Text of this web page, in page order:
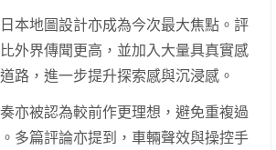
本地圖設計亦成為今次最大焦點。評
外界傳聞更高，並加入大量具真實感
路，進一步提升探索感與沉浸感。
亦被認為較前作更理想，避免重複過
多篇評論亦提到，車輛聲效與操控手